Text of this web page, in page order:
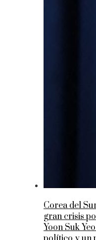
Corea del
gran crisis
Yoon Suk